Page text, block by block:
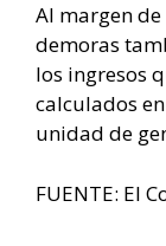
Al margen
demoras
los ingresos
calculados
unidad de
FUENTE: El